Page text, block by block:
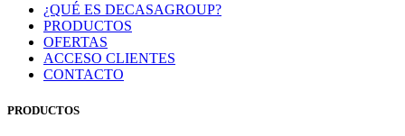
¿QUÉ ES DECASAGROUP?
PRODUCTOS
OFERTAS
ACCESO CLIENTES
CONTACTO
PRODUCTOS